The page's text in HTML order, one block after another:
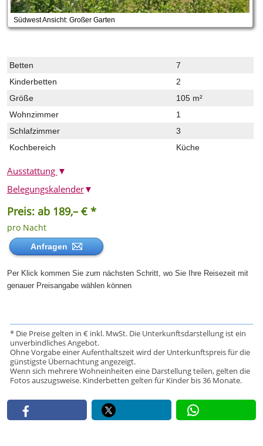
Südwest Ansicht: Großer Garten
Betten
7
Kinderbetten
2
Größe
105 m²
Wohnzimmer
1
Schlafzimmer
3
Kochbereich
Küche
Ausstattung ▼
Preis: ab 189,– € *
pro Nacht
Anfragen
Per Klick kommen Sie zum nächsten Schritt, wo Sie Ihre Reisezeit mit
genauer Preisangabe wählen können
Belegungskalender▼
* Die Preise gelten in € inkl. MwSt. Die Unterkunftsdarstellung ist ein
unverbindliches Angebot.
Ohne Vorgabe einer Aufenthaltszeit wird der Unterkunftspreis für die
günstigste Übernachtung angezeigt.
Wenn sich mehrere Wohneinheiten eine Darstellung teilen, gelten die
Fotos auszugsweise. Kinderbetten gelten für Kinder bis 36 Monate.